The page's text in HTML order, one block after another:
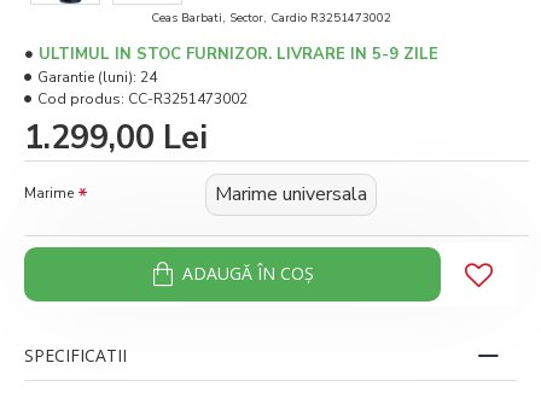
Ceas Barbati, Sector, Cardio R3251473002
1.299,00 Lei
ULTIMUL IN STOC FURNIZOR. LIVRARE IN 5-9 ZILE
Garantie (luni): 24
Cod produs: CC-R3251473002
Marime Marime universala
ADAUGĂ ÎN COŞ
SPECIFICATII